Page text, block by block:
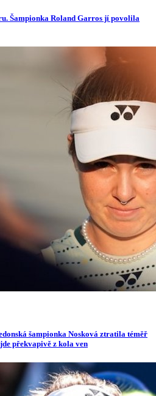
Šampionka Roland Garros jí povolila
šampionka Nosková ztratila téměř
překvapivě z kola ven